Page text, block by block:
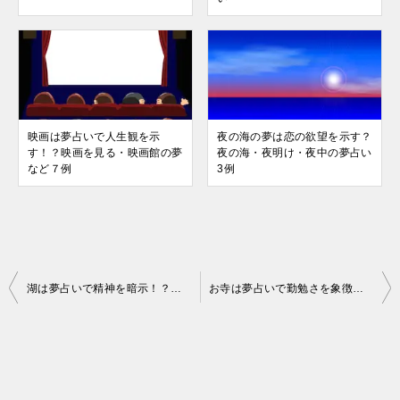
映画は夢占いで人生観を示
す！？映画を見る・映画館の夢
など７例
夜の海の夢は恋の欲望を示す？
夜の海・夜明け・夜中の夢占い
3例
投
湖は夢占いで精神を暗示！？湖に落ちる・泳ぐ・渡る・魚など６例 お寺は夢占いで勤勉さを象徴！寺にお参りする、仏像・火事など７例